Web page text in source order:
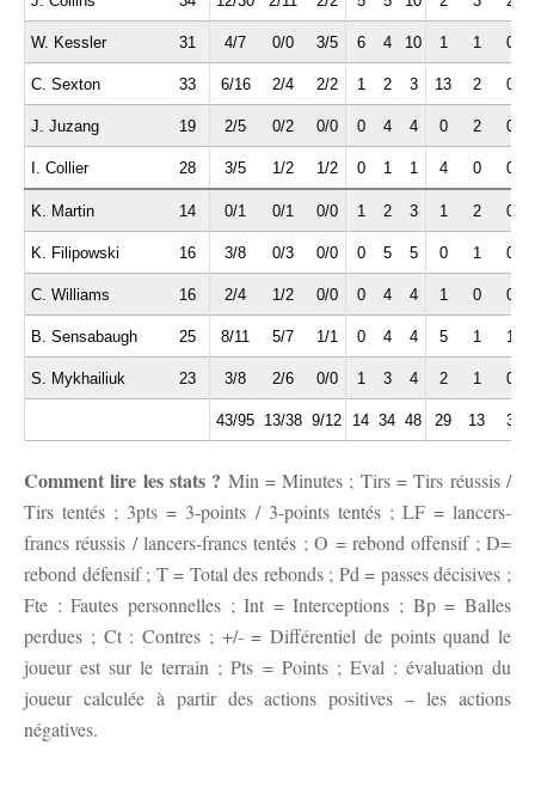
W. Kessler 31 4/7 0/0 3/5 6 4 10 1 1 0
C. Sexton 33 6/16 2/4 2/2 1 2 3 13 2 0
J. Juzang 19 2/5 0/2 0/0 0 4 4 0 2 0
I. Collier 28 3/5 1/2 1/2 0 1 1 4 0 0
K. Martin 14 0/1 0/1 0/0 1 2 3 1 2 0
K. Filipowski 16 3/8 0/3 0/0 0 5 5 0 1 0
C. Williams 16 2/4 1/2 0/0 0 4 4 1 0 0
B. Sensabaugh 25 8/11 5/7 1/1 0 4 4 5 1 1
S. Mykhailiuk 23 3/8 2/6 0/0 1 3 4 2 1 0
43/95 13/38 9/12 14 34 48 29 13 3
Comment lire les stats ? Min = Minutes ; Tirs = Tirs réussis /
Tirs tentés ; 3pts = 3-points / 3-points tentés ; LF = lancers-
francs réussis / lancers-francs tentés ; O = rebond offensif ; D=
rebond défensif ; T = Total des rebonds ; Pd = passes décisives ;
Fte : Fautes personnelles ; Int = Interceptions ; Bp = Balles
perdues ; Ct : Contres ; +/- = Différentiel de points quand le
joueur est sur le terrain ; Pts = Points ; Eval : évaluation du
joueur calculée à partir des actions positives – les actions
négatives.